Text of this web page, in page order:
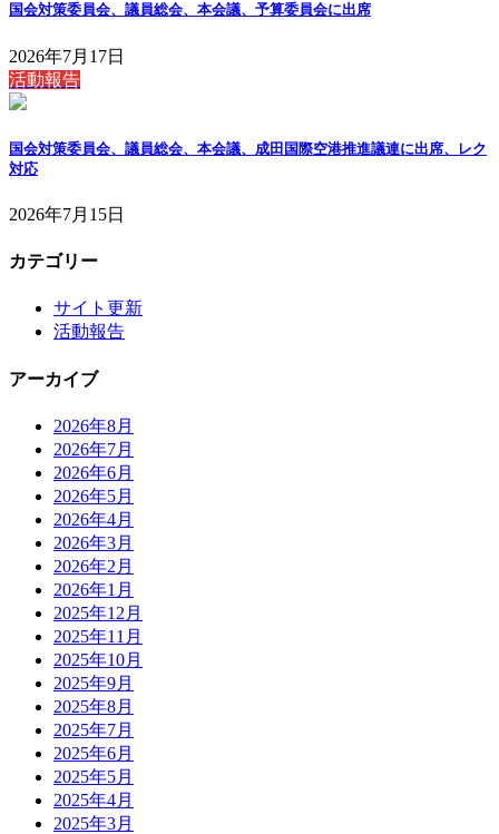
国会対策委員会、議員総会、本会議、予算委員会に出席
2026年7月17日
活動報告
国会対策委員会、議員総会、本会議、成田国際空港推進議連に出席、レク
対応
2026年7月15日
カテゴリー
サイト更新
活動報告
アーカイブ
2026年8月
2026年7月
2026年6月
2026年5月
2026年4月
2026年3月
2026年2月
2026年1月
2025年12月
2025年11月
2025年10月
2025年9月
2025年8月
2025年7月
2025年6月
2025年5月
2025年4月
2025年3月